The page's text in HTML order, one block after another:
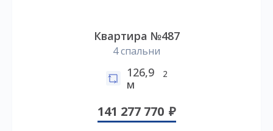
Квартира №487
4 спальни
126,9
м
2
141 277 770